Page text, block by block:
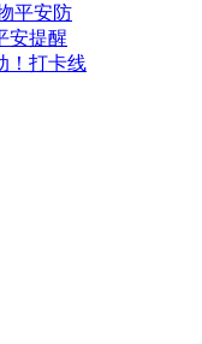
平安防
安提醒
！打卡线